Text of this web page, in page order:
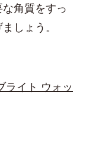
角質をすっ
しょう。
ライト ウォッ